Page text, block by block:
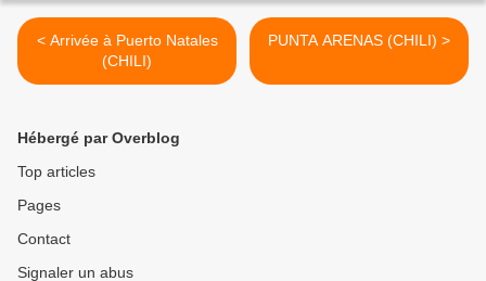
< Arrivée à Puerto Natales
(CHILI)
PUNTA ARENAS (CHILI) >
Hébergé par Overblog
Top articles
Pages
Contact
Signaler un abus